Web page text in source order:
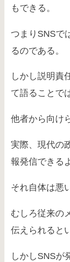
もできる。
つまりSNSで
るのである。
しかし説明責
て語ることで
他者から向け
実際、現代の
報発信できる
それ自体は悪
むしろ従来の
伝えられると
しかしSNSが